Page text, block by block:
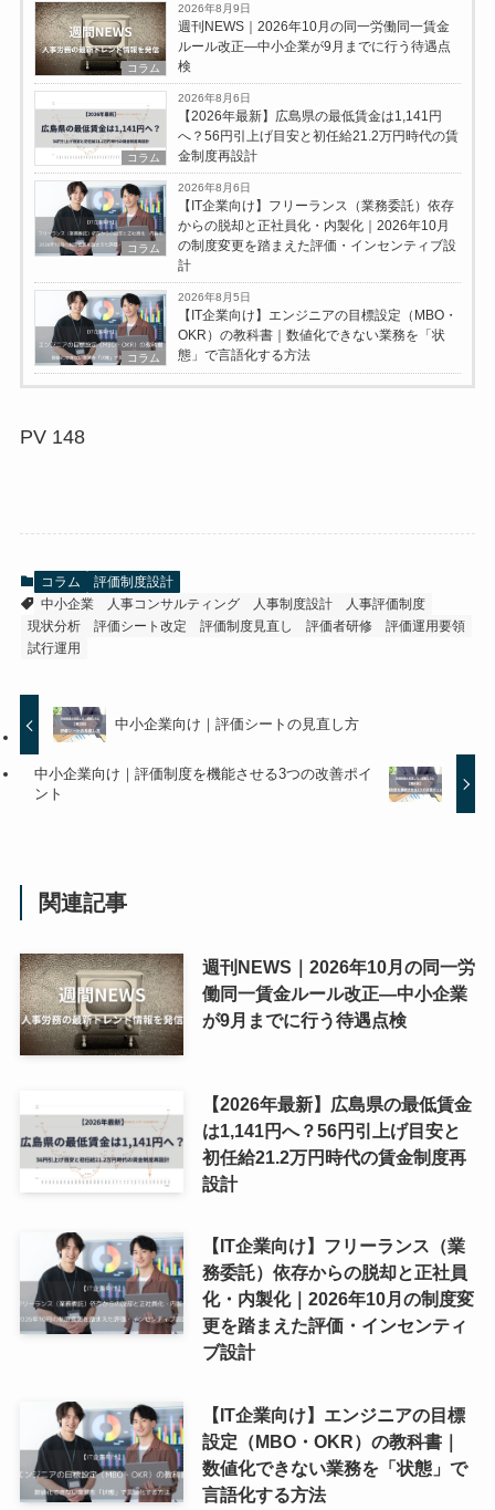
コラム
2026年8月9日
週刊NEWS｜2026年10月の同一労働同一賃金
ルール改正―中小企業が9月までに行う待遇点
検
コラム
2026年8月6日
【2026年最新】広島県の最低賃金は1,141円
へ？56円引上げ目安と初任給21.2万円時代の賃
金制度再設計
コラム
2026年8月6日
【IT企業向け】フリーランス（業務委託）依存
からの脱却と正社員化・内製化｜2026年10月
の制度変更を踏まえた評価・インセンティブ設
計
コラム
2026年8月5日
【IT企業向け】エンジニアの目標設定（MBO・
OKR）の教科書｜数値化できない業務を「状
態」で言語化する方法
PV 148
コラム
評価制度設計
中小企業
人事コンサルティング 人事制度設計
人事評価制度
現状分析
評価シート改定 評価制度見直し 評価者研修
評価運用要領
試行運用
中小企業向け｜評価シートの見直し方
中小企業向け｜評価制度を機能させる3つの改善ポイ
ント
関連記事
週刊NEWS｜2026年10月の同一労
働同一賃金ルール改正―中小企業
が9月までに行う待遇点検
【2026年最新】広島県の最低賃金
は1,141円へ？56円引上げ目安と
初任給21.2万円時代の賃金制度再
設計
【IT企業向け】フリーランス（業
務委託）依存からの脱却と正社員
化・内製化｜2026年10月の制度変
更を踏まえた評価・インセンティ
ブ設計
【IT企業向け】エンジニアの目標
設定（MBO・OKR）の教科書｜
数値化できない業務を「状態」で
言語化する方法